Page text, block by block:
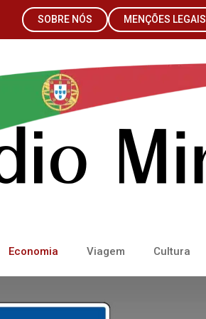
SOBRE NÓS MENÇÕES LEGAIS
Economia Viagem Cultura